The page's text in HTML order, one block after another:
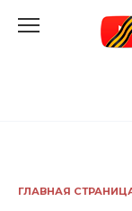
ГЛАВНАЯ